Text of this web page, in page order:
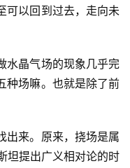
可以回到过去，走向未
水晶气场的现象几乎完
种场嘛。也就是除了前
出来。原来，挠场是属
坦提出广义相对论的时